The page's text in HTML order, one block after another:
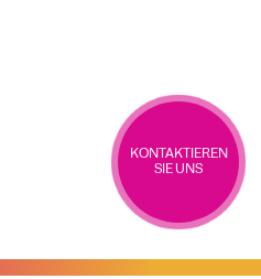
KONTAKTIEREN
SIE UNS